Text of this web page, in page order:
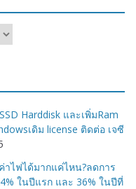
Harddisk และเพิ่มRam
เดิม license ติดต่อ เจซี
ไฟได้มากแค่ไหน?ลดการ
ในปีแรก และ 36% ในปีที่